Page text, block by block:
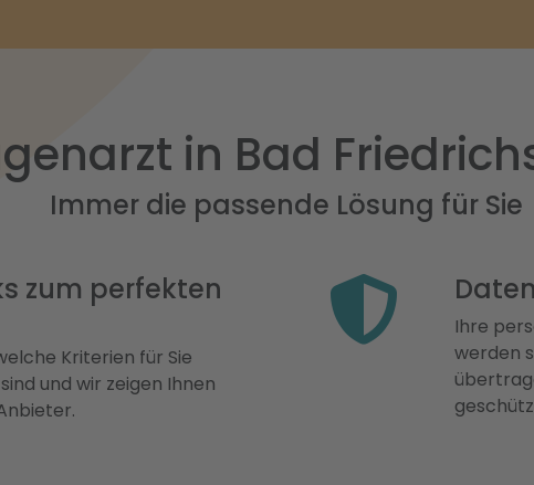
in Bad
Immer die passende Lösung für Sie
zum perfekten
Kriterien für Sie
und wir zeigen Ihnen
Ihre
werden